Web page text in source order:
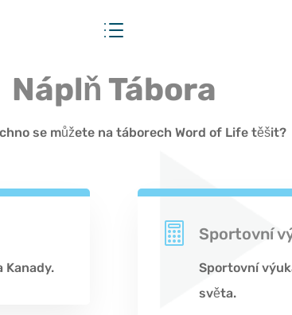
d
Náplň Tábora
se můžete na táborech Word of Life těšit?
Kanady.
 Sportovní
Sportovní
světa.